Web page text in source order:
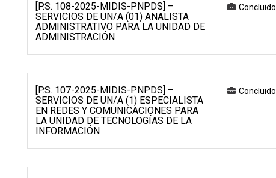
[P.S. 108-2025-MIDIS-PNPDS] –
SERVICIOS DE UN/A (01) ANALISTA
ADMINISTRATIVO PARA LA UNIDAD DE
ADMINISTRACIÓN
Concluido
[P.S. 107-2025-MIDIS-PNPDS] –
SERVICIOS DE UN/A (1) ESPECIALISTA
EN REDES Y COMUNICACIONES PARA
LA UNIDAD DE TECNOLOGÍAS DE LA
INFORMACIÓN
Concluido